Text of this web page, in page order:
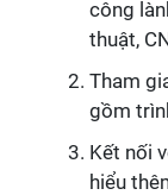
công
thuật,
Tham
gồm
Kết nối
hiểu